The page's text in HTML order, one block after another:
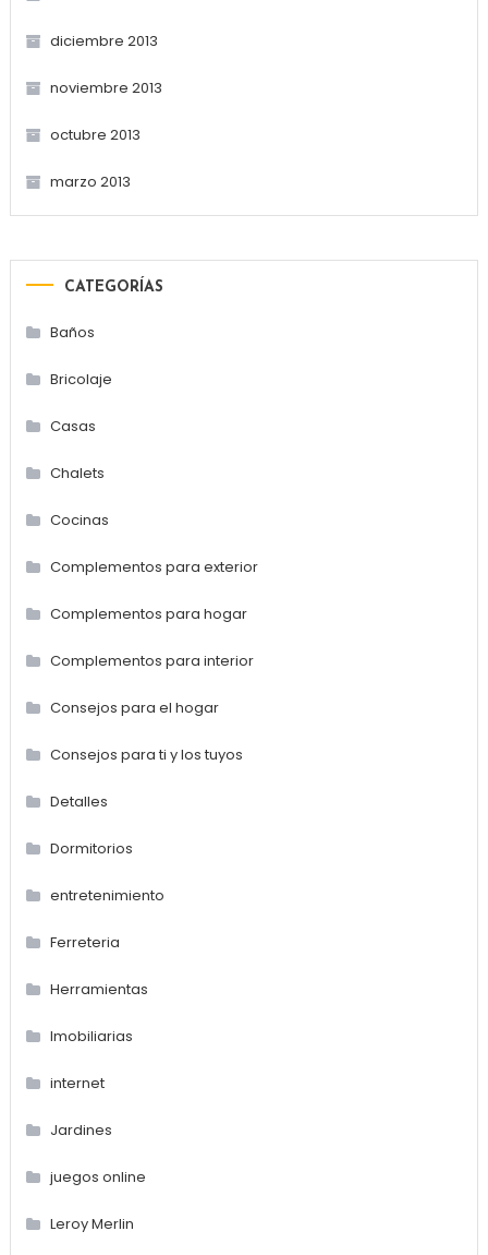
diciembre 2013
noviembre 2013
octubre 2013
marzo 2013
CATEGORÍAS
Baños
Bricolaje
Casas
Chalets
Cocinas
Complementos para exterior
Complementos para hogar
Complementos para interior
Consejos para el hogar
Consejos para ti y los tuyos
Detalles
Dormitorios
entretenimiento
Ferreteria
Herramientas
Imobiliarias
internet
Jardines
juegos online
Leroy Merlin